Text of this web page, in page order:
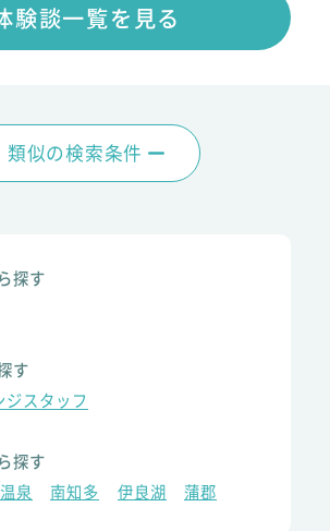
験談一覧を見る
類似の検索条件
探す
す
ジスタッフ
探す
泉 南知多 伊良湖 蒲郡